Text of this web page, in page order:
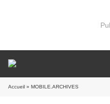
Accueil » MOBILE.ARCHIVES